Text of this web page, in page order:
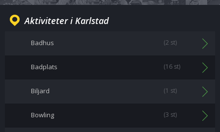
Aktiviteter i Karlstad
Badhus (2 st)
Badplats (16 st)
Biljard (1 st)
Bowling (3 st)